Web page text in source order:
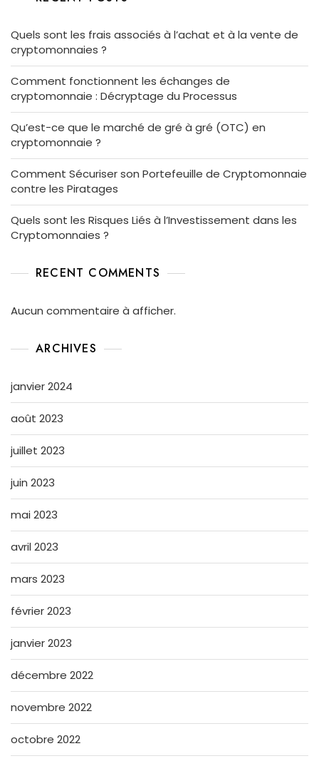
Quels sont les frais associés à l’achat et à la vente de
cryptomonnaies ?
Comment fonctionnent les échanges de
cryptomonnaie : Décryptage du Processus
Qu’est-ce que le marché de gré à gré (OTC) en
cryptomonnaie ?
Comment Sécuriser son Portefeuille de Cryptomonnaie
contre les Piratages
Quels sont les Risques Liés à l’Investissement dans les
Cryptomonnaies ?
RECENT COMMENTS
Aucun commentaire à afficher.
ARCHIVES
janvier 2024
août 2023
juillet 2023
juin 2023
mai 2023
avril 2023
mars 2023
février 2023
janvier 2023
décembre 2022
novembre 2022
octobre 2022